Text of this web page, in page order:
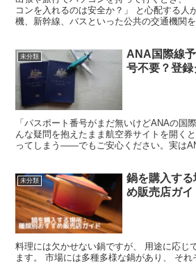
コンを入れるのは安全か？」 と心配する人
機、新幹線、バスといった公共の交通機関
未分類
ANA国際線
号不要？登
「パスポート番号がまだ無いけどANAの国
んな疑問を抱えたまま航空券サイトを開く
ってしまう――でもご安心ください。実は
未分類
鍋を購入す
め販売店ガイ
料理には欠かせない鍋ですが、 用途に応じ
ます。 市場には多種多様な鍋があり、 そ